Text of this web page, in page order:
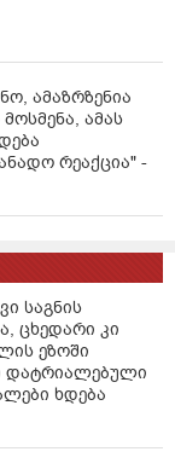
ამაზრზენია
ამას
რეაქცია" -
საგნის
ცხედარი კი
ეზოში
დატრიალებული
ხდება